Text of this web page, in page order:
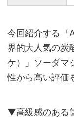
今回紹介する『
界的大人気の炭
ケ）」ソーダマ
性から高い評価
▼高級感のある